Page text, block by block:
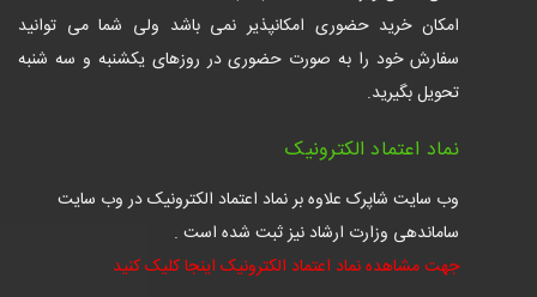
امکان خرید حضوری امکانپذیر نمی باشد ولی شما می توانید
سفارش خود را به صورت حضوری در روزهای یکشنبه و سه شنبه
تحویل بگیرید.
نماد اعتماد الکترونیک
وب سایت شاپرک علاوه بر نماد اعتماد الکترونیک در وب سایت
ساماندهی وزارت ارشاد نیز ثبت شده است .
جهت مشاهده نماد اعتماد الکترونیک اینجا کلیک کنید